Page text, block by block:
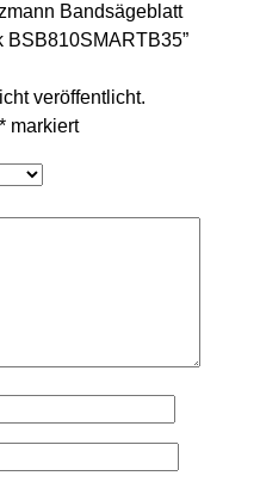
Bandsägeblatt
BSB810SMARTB35”
veröffentlicht.
* markiert